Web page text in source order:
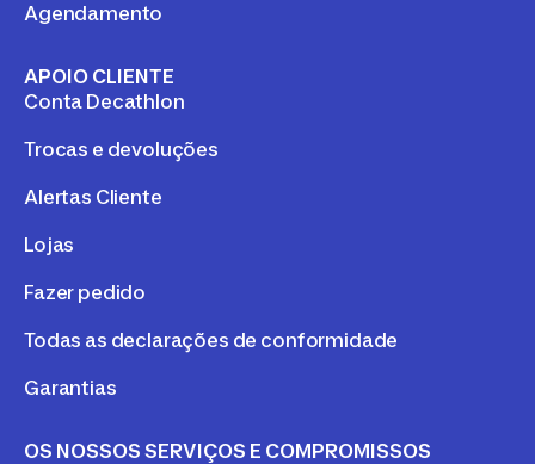
Agendamento
APOIO CLIENTE
Conta Decathlon
Trocas e devoluções
Alertas Cliente
Lojas
Fazer pedido
Todas as declarações de conformidade
Garantias
OS NOSSOS SERVIÇOS E COMPROMISSOS